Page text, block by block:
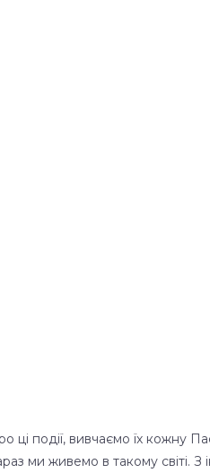
ці події, вивчаємо їх кожну
ми живемо в такому світі.